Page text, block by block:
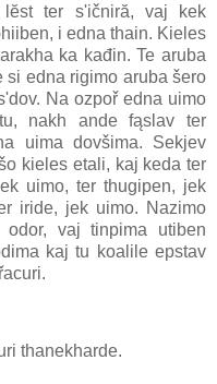
lĕst ter s'ičniră, vaj kek
i edna thain. Kieles
ka kađin. Te aruba
si edna rigimo aruba šero
Na ozpoř edna uimo
nakh ande fąslav ter
uima dovšima. Sekjev
kieles etali, kaj keda ter
uimo, ter thugipen, jek
iride, jek uimo. Nazimo
vaj tinpima utiben
kaj tu koalile epstav
thanekharde.